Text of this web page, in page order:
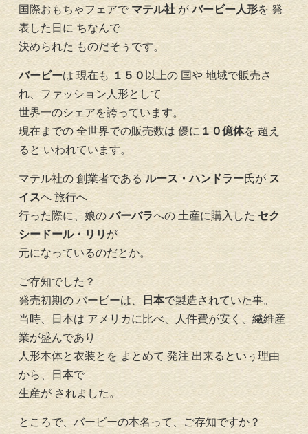
国際おもちゃフェアで マテル社がバービー人形を 発
表した日に ちなんで
決められた ものだそぅです。
バービーは 現在も １５０ 以上の 国や 地域で販売さ
れ、ファッション人形として
世界一のシェアを誇っています。
現在までの 全世界での販売数は 優に １０億体を 超え
ると いわれています。
マテル社の 創業者であるルース・ハンドラー氏が ス
イスへ 旅行へ
行った際に、娘のバーバラへの 土産に購入した セク
シードール・リリが
元になっているのだとか。
ご存知でした？
発売初期の バービーは、
日本で製造されていた事。
当時、日本は アメリカに比べ、人件費が安く、繊維産
業が盛んであり
人形本体と衣装とを まとめて 発注 出来るといぅ理由
から、日本で
生産が されました。
ところで、バービーの本名って、ご存知ですか？